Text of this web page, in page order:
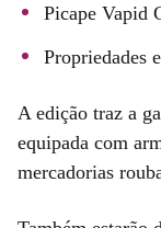
Picape Vapid
Propriedades
A edição traz a
equipada com
mercadorias